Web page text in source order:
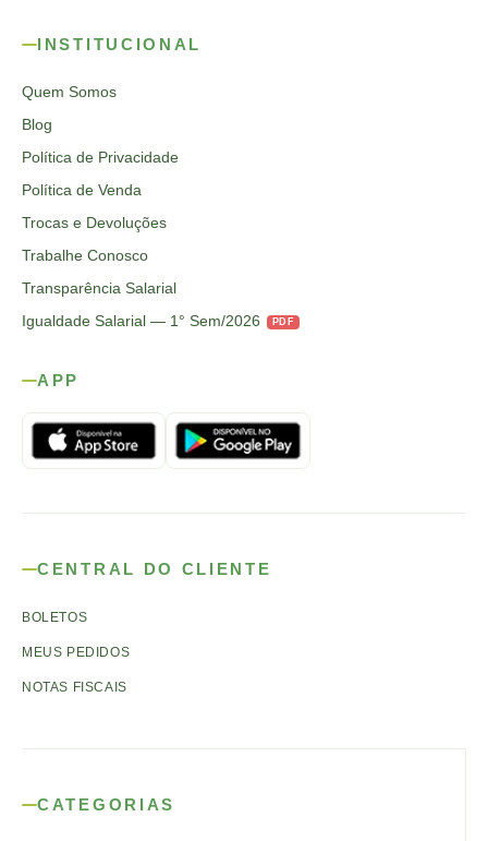
INSTITUCIONAL
Quem Somos
Blog
Política de Privacidade
Política de Venda
Trocas e Devoluções
Trabalhe Conosco
Transparência Salarial
Igualdade Salarial — 1° Sem/2026
PDF
APP
CENTRAL DO CLIENTE
BOLETOS
MEUS PEDIDOS
NOTAS FISCAIS
CATEGORIAS